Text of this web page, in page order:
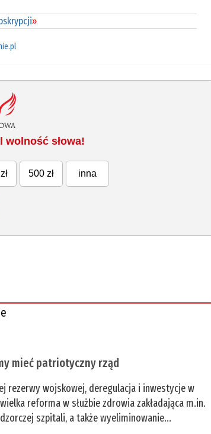
»
wolność słowa!
500 zł inna
mieć patriotyczny rząd
rezerwy wojskowej, deregulacja i inwestycje w
reforma w służbie zdrowia zakładająca m.in.
szpitali, a także wyeliminowanie...